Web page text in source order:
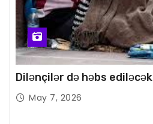
Dilənçilər də həbs ediləcək
May 7, 2026